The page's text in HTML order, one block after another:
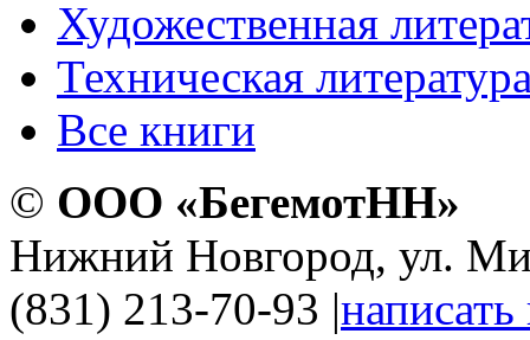
Художественная
Техническая
Все книги
© ООО «БегемотНН»
Нижний Новгород, ул.
(831) 213-70-93 |